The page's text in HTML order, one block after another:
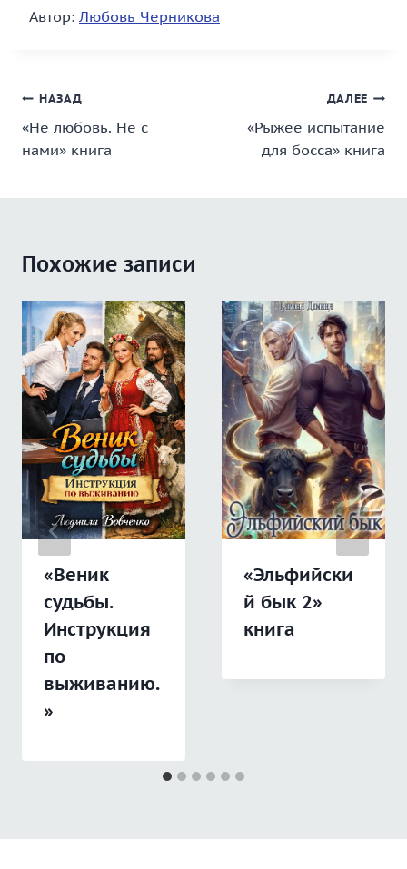
Автор: Любовь Черникова
Навигация
по
записям
НАЗАД
«Не любовь. Не с
нами» книга
ДАЛЕЕ
«Рыжее испытание
для босса» книга
Похожие записи
«Веник
судьбы.
Инструкция
по
выживанию.
»
«Эльфийски
й бык 2»
книга